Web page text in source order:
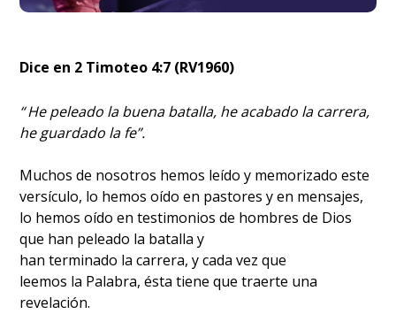
Dice en 2 Timoteo 4:7 (RV1960)
“He peleado la buena batalla, he acabado la carrera,
he guardado la fe”.
Muchos de nosotros hemos leído y memorizado este
versículo, lo hemos oído en pastores y en mensajes,
lo hemos oído en testimonios de hombres de Dios
que han peleado la batalla y
han terminado la carrera, y cada vez que
leemos la Palabra, ésta tiene que traerte una
revelación.